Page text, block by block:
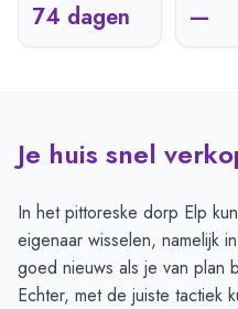
74 dagen —
Je huis snel
In het pittoreske dorp Elp
eigenaar wisselen, namelijk
goed nieuws als je van plan
Echter, met de juiste tactiek